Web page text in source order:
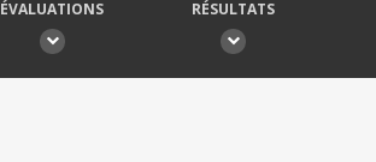
ÉVALUATIONS RÉSULTATS